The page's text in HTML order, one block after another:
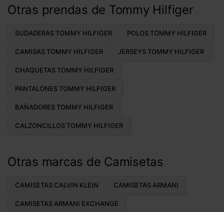
Otras prendas de Tommy Hilfiger
SUDADERAS TOMMY HILFIGER POLOS TOMMY HILFIGER
CAMISAS TOMMY HILFIGER JERSEYS TOMMY HILFIGER
CHAQUETAS TOMMY HILFIGER
PANTALONES TOMMY HILFIGER
BAÑADORES TOMMY HILFIGER
CALZONCILLOS TOMMY HILFIGER
Otras marcas de Camisetas
CAMISETAS CALVIN KLEIN CAMISETAS ARMANI
CAMISETAS ARMANI EXCHANGE